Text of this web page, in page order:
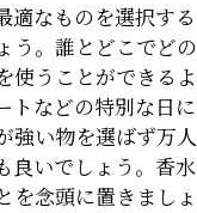
適なものを選択する
う。誰とどこでどの
使うことができるよ
トなどの特別な日に
強い物を選ばず万人
良いでしょう。香水
を念頭に置きましょ